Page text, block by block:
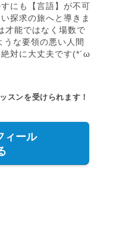
にも【言語】が不可
探求の旅へと導きま
才能ではなく場数で
な要領の悪い人間
対に大丈夫です(*´ω
ンを受けられます！
ィール